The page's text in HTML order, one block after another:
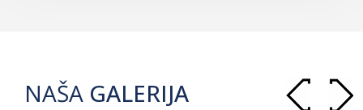
NAŠA GALERIJA